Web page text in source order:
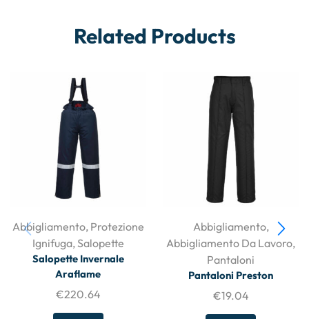
Related Products
Abbigliamento, Protezione
Ignifuga,Salopette
Salopette Invernale
Araflame
€220.64
Abbigliamento,
Abbigliamento Da Lavoro,
Pantaloni
Pantaloni Preston
€19.04